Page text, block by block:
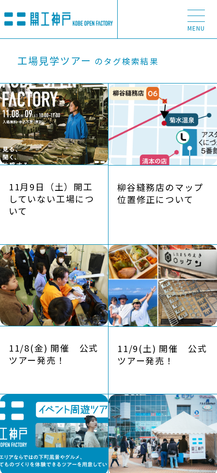
MENU
ABOUT
EXHIBITOR
工場見学ツアー のタグ検索結果
11月9日（土）開工
していない工場につ
いて
柳谷縫務店のマップ
位置修正について
11/8(金) 開催 公式
ツアー発売！
11/9(土) 開催 公式
ツアー発売！